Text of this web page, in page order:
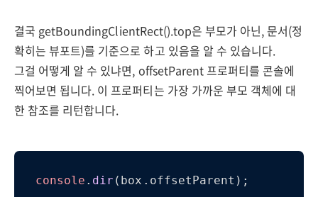
결국 getBoundingClientRect().top은 부모가 아닌, 문서(정
확히는 뷰포트)를 기준으로 하고 있음을 알 수 있습니다.
그걸 어떻게 알 수 있냐면, offsetParent 프로퍼티를 콘솔에
찍어보면 됩니다. 이 프로퍼티는 가장 가까운 부모 객체에 대
한 참조를 리턴합니다.
console . dir (box. offsetParent );